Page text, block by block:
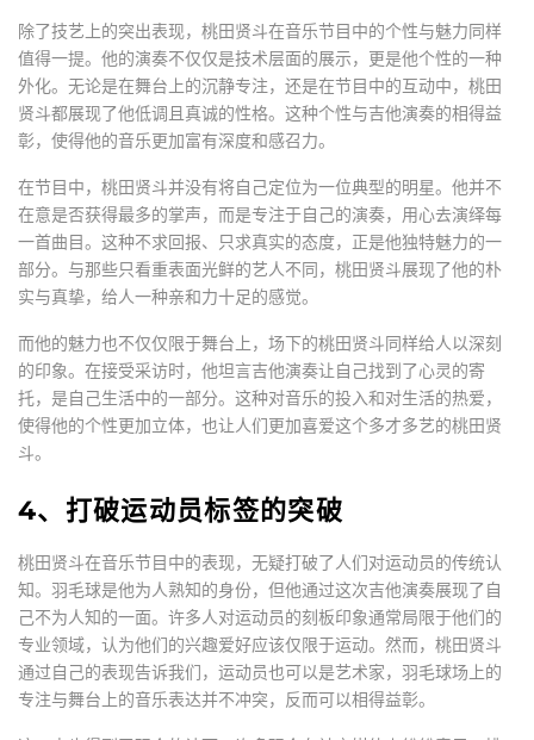
除了技艺上的突出表现，桃田贤斗在音乐节目中的个性与魅力同样
值得一提。他的演奏不仅仅是技术层面的展示，更是他个性的一种
外化。无论是在舞台上的沉静专注，还是在节目中的互动中，桃田
贤斗都展现了他低调且真诚的性格。这种个性与吉他演奏的相得益
彰，使得他的音乐更加富有深度和感召力。
在节目中，桃田贤斗并没有将自己定位为一位典型的明星。他并不
在意是否获得最多的掌声，而是专注于自己的演奏，用心去演绎每
一首曲目。这种不求回报、只求真实的态度，正是他独特魅力的一
部分。与那些只看重表面光鲜的艺人不同，桃田贤斗展现了他的朴
实与真挚，给人一种亲和力十足的感觉。
而他的魅力也不仅仅限于舞台上，场下的桃田贤斗同样给人以深刻
的印象。在接受采访时，他坦言吉他演奏让自己找到了心灵的寄
托，是自己生活中的一部分。这种对音乐的投入和对生活的热爱，
使得他的个性更加立体，也让人们更加喜爱这个多才多艺的桃田贤
斗。
4、打破运动员标签的突破
桃田贤斗在音乐节目中的表现，无疑打破了人们对运动员的传统认
知。羽毛球是他为人熟知的身份，但他通过这次吉他演奏展现了自
己不为人知的一面。许多人对运动员的刻板印象通常局限于他们的
专业领域，认为他们的兴趣爱好应该仅限于运动。然而，桃田贤斗
通过自己的表现告诉我们，运动员也可以是艺术家，羽毛球场上的
专注与舞台上的音乐表达并不冲突，反而可以相得益彰。